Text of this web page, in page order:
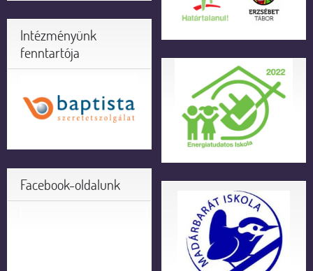
Intézményünk
fenntartója
Facebook-oldalunk